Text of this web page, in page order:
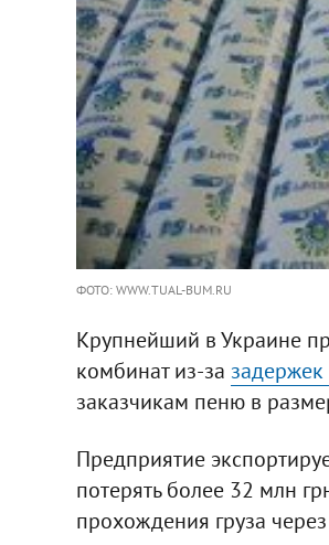
ФОТО: WWW.TUAL-BUM.RU
Крупнейший в Украине
комбинат из-за
заказчикам пеню в
Предприятие
потерять более 32 млн
прохождения груза